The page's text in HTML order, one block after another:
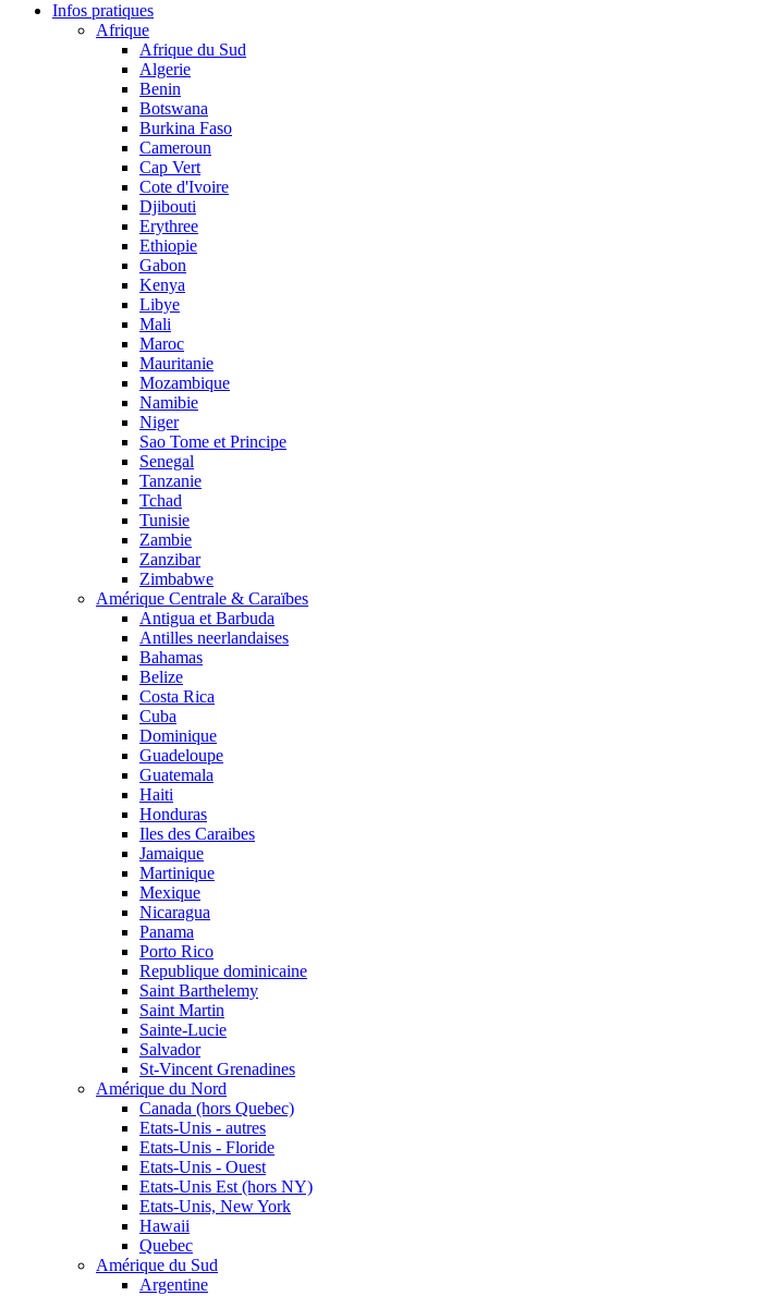
Infos pratiques
Afrique
Afrique du Sud
Algerie
Benin
Botswana
Burkina Faso
Cameroun
Cap Vert
Cote d'Ivoire
Djibouti
Erythree
Ethiopie
Gabon
Kenya
Libye
Mali
Maroc
Mauritanie
Mozambique
Namibie
Niger
Sao Tome et Principe
Senegal
Tanzanie
Tchad
Tunisie
Zambie
Zanzibar
Zimbabwe
Amérique Centrale & Caraïbes
Antigua et Barbuda
Antilles neerlandaises
Bahamas
Belize
Costa Rica
Cuba
Dominique
Guadeloupe
Guatemala
Haiti
Honduras
Iles des Caraibes
Jamaique
Martinique
Mexique
Nicaragua
Panama
Porto Rico
Republique dominicaine
Saint Barthelemy
Saint Martin
Sainte-Lucie
Salvador
St-Vincent Grenadines
Amérique du Nord
Canada (hors Quebec)
Etats-Unis - autres
Etats-Unis - Floride
Etats-Unis - Ouest
Etats-Unis Est (hors NY)
Etats-Unis, New York
Hawaii
Quebec
Amérique du Sud
Argentine